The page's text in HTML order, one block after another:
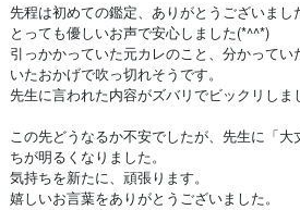
先程は初めての鑑定、ありがとうございまし
とっても優しいお声で安心しました(*^^*)
引っかかっていた元カレのこと、分かって
いたおかげで吹っ切れそうです。
先生に言われた内容がズバリでビックリしま
この先どうなるか不安でしたが、先生に「
ちが明るくなりました。
気持ちを新たに、頑張ります。
嬉しいお言葉をありがとうございました。